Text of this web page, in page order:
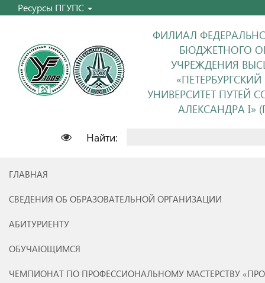
Ресурсы ПГУПС
ФИЛИАЛ
БЮДЖЕТНОГО
УЧРЕЖДЕНИЯ
УНИВЕРСИТЕТ ПУТЕЙ
АЛЕКСАНДРА I»
Найти:
ГЛАВНАЯ
СВЕДЕНИЯ ОБ ОБРАЗОВАТЕЛЬНОЙ ОРГАНИЗАЦИИ
АБИТУРИЕНТУ
ОБУЧАЮЩИМСЯ
ЧЕМПИОНАТ ПО ПРОФЕССИОНАЛЬНОМУ МАСТЕРСТВУ